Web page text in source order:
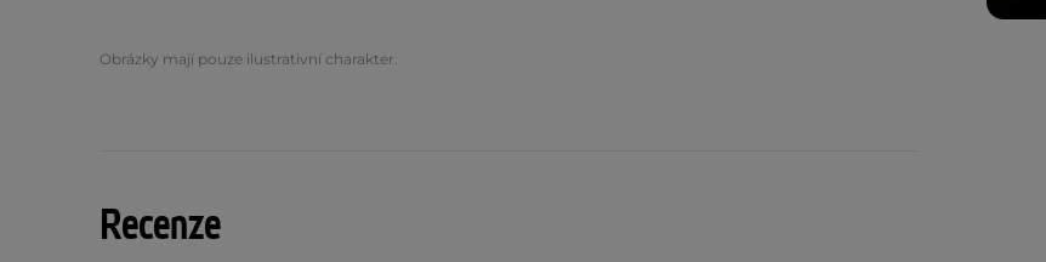
Obrázky mají pouze ilustrativní charakter.
Recenze